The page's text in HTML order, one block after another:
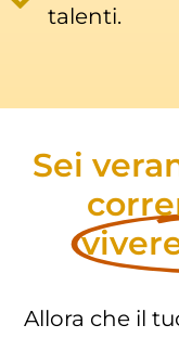
talenti.
Sei
Allora che il